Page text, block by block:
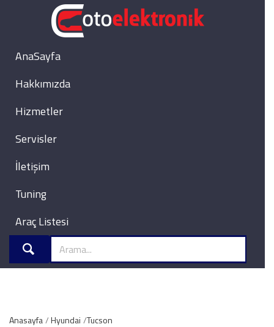
AnaSayfa
Hakkımızda
Hizmetler
Servisler
İletişim
Tuning
Araç Listesi
Anasayfa Hyundai Tucson